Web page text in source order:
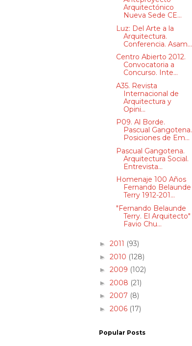
Arquitectónico
Nueva Sede CE...
Luz: Del Arte a la
Arquitectura.
Conferencia. Asam...
Centro Abierto 2012.
Convocatoria a
Concurso. Inte...
A35. Revista
Internacional de
Arquitectura y
Opini...
P09. Al Borde.
Pascual Gangotena.
Posiciones de Em...
Pascual Gangotena.
Arquitectura Social.
Entrevista...
Homenaje 100 Años
Fernando Belaunde
Terry 1912-201...
"Fernando Belaunde
Terry. El Arquitecto"
Favio Chu...
► 2011 (93)
► 2010 (128)
► 2009 (102)
► 2008 (21)
► 2007 (8)
► 2006 (17)
Popular Posts